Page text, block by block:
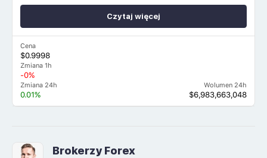
Cena
$0.9998
Zmiana 1h
-0%
Zmiana 24h
0.01%
Wolumen 24h
$6,983,663,048
Czytaj więcej
Brokerzy Forex